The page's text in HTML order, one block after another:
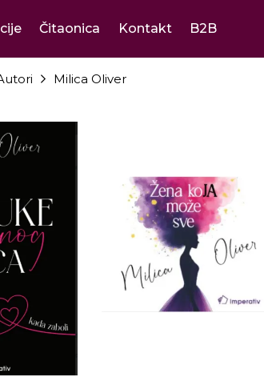
Čitaonica Kontakt B2B
Milica Oliver